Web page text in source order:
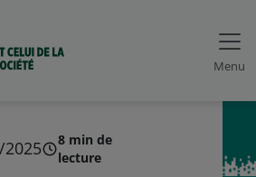
Menu
8 min de
lecture